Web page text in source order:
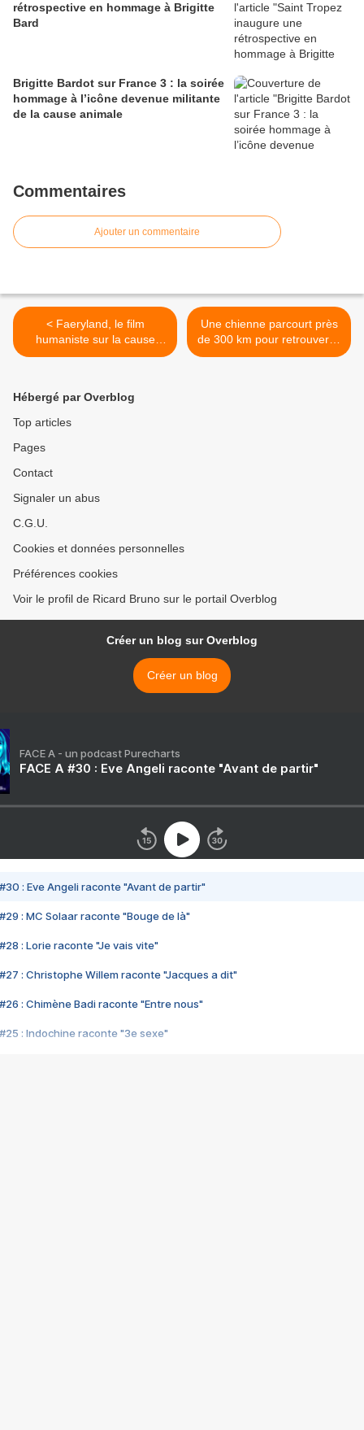
rétrospective en hommage à Brigitte
Bard
Brigitte Bardot sur France 3 : la soirée
hommage à l’icône devenue militante
de la cause animale
Commentaires
Ajouter un commentaire
< Faeryland, le film
humaniste sur la cause
animale projeté pour la
climatique (COP21)
Une chienne parcourt près
de 300 km pour retrouver la
femme qui l’a sauvé >
Hébergé par Overblog
Top articles
Pages
Contact
Signaler un abus
C.G.U.
Cookies et données personnelles
Préférences cookies
Voir le profil de Ricard Bruno sur le portail Overblog
Créer un blog sur Overblog
Créer un blog
FACE A - un podcast Purecharts
FACE A #30 : Eve Angeli raconte "Avant de partir"
#30 : Eve Angeli raconte "Avant de partir"
#29 : MC Solaar raconte "Bouge de là"
#28 : Lorie raconte "Je vais vite"
#27 : Christophe Willem raconte "Jacques a dit"
#26 : Chimène Badi raconte "Entre nous"
#25 : Indochine raconte "3e sexe"